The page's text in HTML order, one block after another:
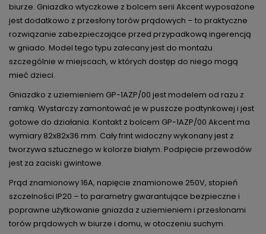
biurze. Gniazdko wtyczkowe z bolcem serii Akcent wyposażone
jest dodatkowo z przesłony torów prądowych – to praktyczne
rozwiązanie zabezpieczające przed przypadkową ingerencją
w gniado. Model tego typu zalecany jest do montażu
szczególnie w miejscach, w których dostęp do niego mogą
mieć dzieci.
Gniazdko z uziemieniem GP-1AZP/00 jest modelem od razu z
ramką. Wystarczy zamontować je w puszcze podtynkowej i jest
gotowe do działania. Kontakt z bolcem GP-1AZP/00 Akcent ma
wymiary 82x82x36 mm. Cały frint widoczny wykonany jest z
tworzywa sztucznego w kolorze białym. Podpięcie przewodów
jest za zaciski gwintowe.
Prąd znamionowy 16A, napięcie znamionowe 250V, stopień
szczelności IP20 – to parametry gwarantujące bezpieczne i
poprawne użytkowanie gniazda z uziemieniem i przesłonami
torów prądowych w biurze i domu, w otoczeniu suchym.